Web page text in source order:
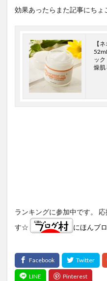
効果あったらまた記事にちょ
【
ッ
燥肌
ランキングに参加中です。
す☆
にほんブ